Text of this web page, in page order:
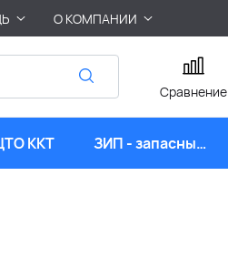
О КОМПАНИИ
Сравнение
ККТ
ЗИП - запасные
части